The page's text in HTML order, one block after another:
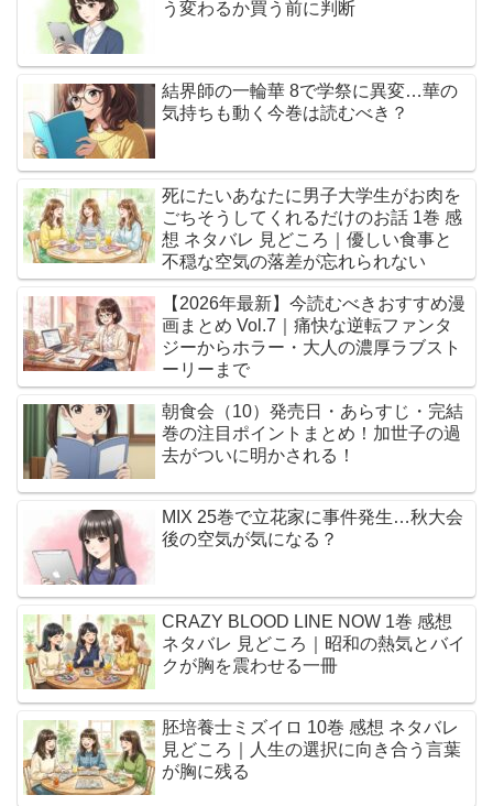
う変わるか買う前に判断
結界師の一輪華 8で学祭に異変…華の
気持ちも動く今巻は読むべき？
死にたいあなたに男子大学生がお肉を
ごちそうしてくれるだけのお話 1巻 感
想 ネタバレ 見どころ｜優しい食事と
不穏な空気の落差が忘れられない
【2026年最新】今読むべきおすすめ漫
画まとめ Vol.7｜痛快な逆転ファンタ
ジーからホラー・大人の濃厚ラブスト
ーリーまで
朝食会（10）発売日・あらすじ・完結
巻の注目ポイントまとめ！加世子の過
去がついに明かされる！
MIX 25巻で立花家に事件発生…秋大会
後の空気が気になる？
CRAZY BLOOD LINE NOW 1巻 感想
ネタバレ 見どころ｜昭和の熱気とバイ
クが胸を震わせる一冊
胚培養士ミズイロ 10巻 感想 ネタバレ
見どころ｜人生の選択に向き合う言葉
が胸に残る